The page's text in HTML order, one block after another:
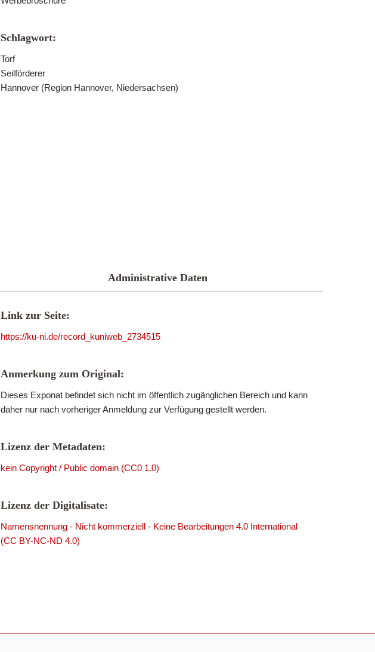
Schlagwort:
Torf
Seilförderer
Hannover (Region Hannover, Niedersachsen)
Administrative Daten
Link zur Seite:
https://ku-ni.de/record_kuniweb_2734515
Anmerkung zum Original:
Dieses Exponat befindet sich nicht im öffentlich zugänglichen Bereich und kann
daher nur nach vorheriger Anmeldung zur Verfügung gestellt werden.
Lizenz der Metadaten:
kein Copyright / Public domain (CC0 1.0)
Lizenz der Digitalisate:
Namensnennung - Nicht kommerziell - Keine Bearbeitungen 4.0 International
(CC BY-NC-ND 4.0)